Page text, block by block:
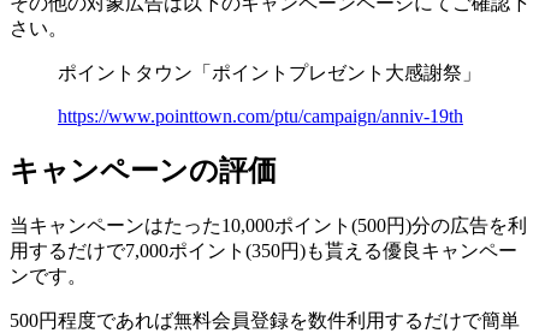
さい。
ポイントタウン「ポイントプレゼント大感謝祭」
https://www.pointtown.com/ptu/campaign/anniv-19th
キャンペーンの評価
当キャンペーンはたった10,000ポイント(500円)分の広告を利
用するだけで7,000ポイント(350円)も貰える優良キャンペー
ンです。
500円程度であれば無料会員登録を数件利用するだけで簡単